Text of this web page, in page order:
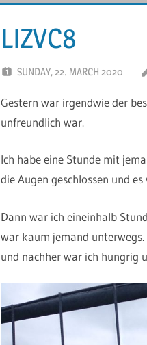
LIZVC8
SUNDAY, 22. MARCH 2020
Gestern war irgendwie der
unfreundlich war.
Ich habe eine Stunde mit
die Augen geschlossen und es
Dann war ich eineinhalb
war kaum jemand unterwegs.
und nachher war ich hungrig